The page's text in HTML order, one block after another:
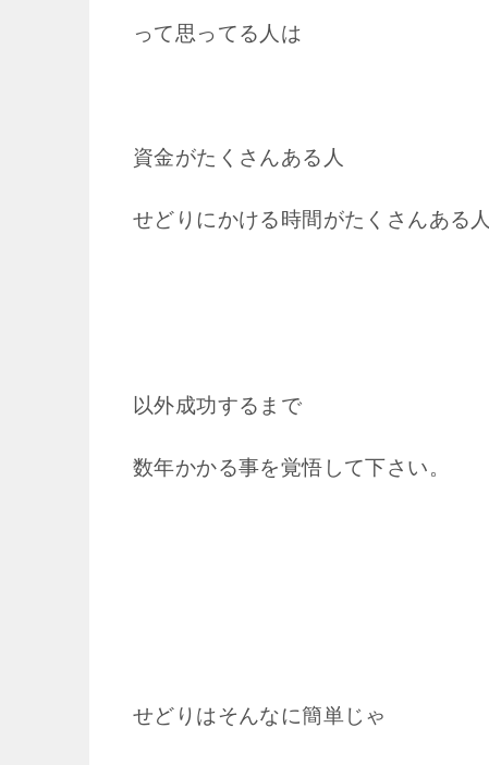
って思ってる人は
資金がたくさんある人
せどりにかける時間がたくさんある人
以外成功するまで
数年かかる事を覚悟して下さい。
せどりはそんなに簡単じゃ